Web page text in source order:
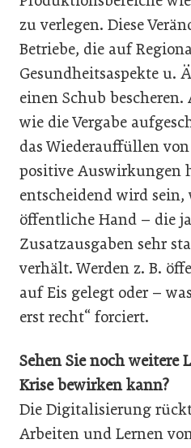
zu verlegen. Diese
Betriebe, die auf
Gesundheitsaspekte u.
einen Schub
wie die Vergabe
das Wiederauffüllen
positive Auswirkungen
entscheidend wird sein,
öffentliche Hand – die
Zusatzausgaben sehr
verhält. Werden z. B.
auf Eis gelegt oder –
erst recht“ forciert.
Sehen Sie noch weitere
Krise bewirken kann?
Die Digitalisierung
Arbeiten und Lernen